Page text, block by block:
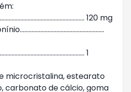
120 mg
1
microcristalina, estearato
carbonato de cálcio, goma